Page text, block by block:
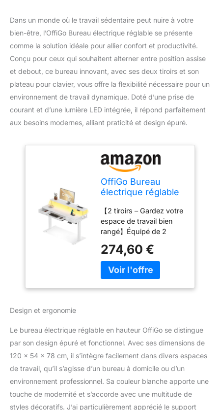
Dans un monde où le travail sédentaire peut nuire à votre
bien-être, l’OffiGo Bureau électrique réglable se présente
comme la solution idéale pour allier confort et productivité.
Conçu pour ceux qui souhaitent alterner entre position assise
et debout, ce bureau innovant, avec ses deux tiroirs et son
plateau pour clavier, vous offre la flexibilité nécessaire pour un
environnement de travail dynamique. Doté d’une prise de
courant et d’une lumière LED intégrée, il répond parfaitement
aux besoins modernes, alliant praticité et design épuré.
OffiGo Bureau
électrique réglable
tiroirs et plateau
pour clavier, 120 x
54 x 78,5 cm,
blanc, bureau
debout électrique
avec prise de
courant et lumière
【2 tiroirs – Gardez votre
espace de travail bien
rangé】Équipé de 2
silencieux, ce bureau
debout avec tiroirs offre
un grand espace de
robuste, empêchant
efficacement la
déformation du tiroir.
【Lumières LED +
support de moniteur –
tout-en-un】La lumière
RVB du bureau réglable
274,60 €
Design et ergonomie
Le bureau électrique réglable en hauteur OffiGo se distingue
par son design épuré et fonctionnel. Avec ses dimensions de
120 x 54 x 78 cm, il s’intègre facilement dans divers espaces
de travail, qu’il s’agisse d’un bureau à domicile ou d’un
environnement professionnel. Sa couleur blanche apporte une
touche de modernité et s’accorde avec une multitude de
styles décoratifs. J’ai particulièrement apprécié le support